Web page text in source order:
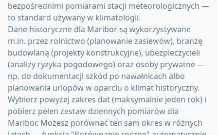
bezpośrednimi pomiarami stacji meteorologicznych —
to standard używany w klimatologii.
Dane historyczne dla Maribor są wykorzystywane
m.in. przez rolnictwo (planowanie zasiewów), branżę
budowlaną (projekty konstrukcyjne), ubezpieczycieli
(analizy ryzyka pogodowego) oraz osoby prywatne —
np. do dokumentacji szkód po nawałnicach albo
planowania urlopów w oparciu o klimat historyczny.
Wybierz powyżej zakres dat (maksymalnie jeden rok) i
pobierz pełen zestaw dziennych pomiarów dla
Maribor. Możesz porównać ten sam okres w różnych